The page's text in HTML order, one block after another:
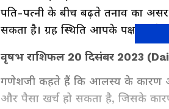
पति-पत्नी के बीच बढ़ते तनाव का असर
सकता है। ग्रह स्थिति आपके पक्ष में
वृषभ राशिफल 20 दिसंबर 2023
गणेशजी कहते हैं कि आलस्य के कारण
और पैसा खर्च हो सकता है, जिसके